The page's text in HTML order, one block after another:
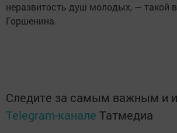
неразвитость душ молодых, — такой
Горшенина.
Следите за самым важным и
Telegram-канале Татмедиа